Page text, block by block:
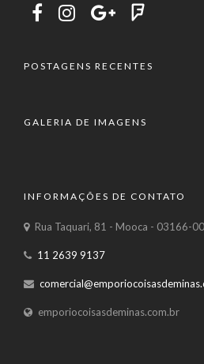
POSTAGENS RECENTES
GALERIA DE IMAGENS
INFORMAÇÕES DE CONTATO
Rua Taquari, 81 - Mooca - 03166-
11 2639 9137
emporiocoisasdeminas.com.br